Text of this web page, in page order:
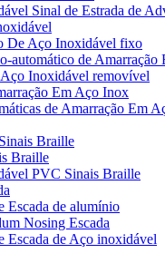
Sinal de Estrada de
De Aço Inoxidável fixo
automático de
Aço Inoxidável removível
Em Aço Inox
de Amarração Em
Braille
Braille
PVC Sinais Braille
Escada de alumínio
Nosing Escada
Escada de Aço inoxidável